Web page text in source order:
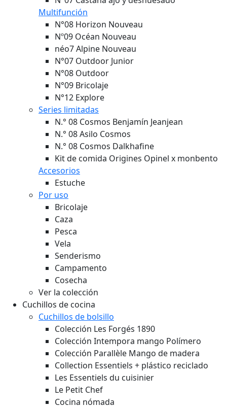
Multifunción
N°08 Horizon Nouveau
Nº09 Océan Nouveau
néo7 Alpine Nouveau
N°07 Outdoor Junior
N°08 Outdoor
N°09 Bricolaje
N°12 Explore
Series limitadas
N.° 08 Cosmos Benjamín Jeanjean
N.° 08 Asilo Cosmos
N.° 08 Cosmos Dalkhafine
Kit de comida Origines Opinel x monbento
Accesorios
Estuche
Por uso
Bricolaje
Caza
Pesca
Vela
Senderismo
Campamento
Cosecha
Ver la colección
Cuchillos de cocina
Cuchillos de bolsillo
Colección Les Forgés 1890
Colección Intempora mango Polímero
Colección Parallèle Mango de madera
Collection Essentiels + plástico reciclado
Les Essentiels du cuisinier
Le Petit Chef
Cocina nómada